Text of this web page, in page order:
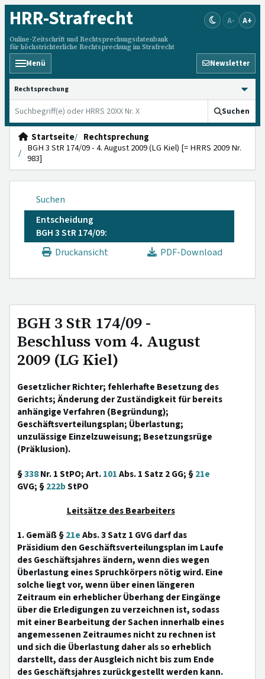
HRR-Strafrecht
Online-Zeitschrift und Rechtsprechungsdatenbank
für höchstrichterliche Rechtsprechung im Strafrecht
A- A+
Menü Newsletter
HRRS durchsuchen
Suchen
Startseite
Rechtsprechung
BGH 3 StR 174/09 - 4. August 2009 (LG Kiel) [= HRRS 2009 Nr.
983]
Suchen
Entscheidung
BGH 3 StR 174/09:
Druckansicht
PDF-Download
BGH 3 StR 174/09 -
Beschluss vom 4. August
2009 (LG Kiel)
Gesetzlicher Richter; fehlerhafte Besetzung des
Gerichts; Änderung der Zuständigkeit für bereits
anhängige Verfahren (Begründung);
Geschäftsverteilungsplan; Überlastung;
unzulässige Einzelzuweisung; Besetzungsrüge
(Präklusion).
§338Nr. 1 StPO; Art.101Abs. 1 Satz 2 GG; §21e
GVG; §222bStPO
Leitsätze des Bearbeiters
1. Gemäß §21eAbs. 3 Satz 1 GVG darf das
Präsidium den Geschäftsverteilungsplan im Laufe
des Geschäftsjahres ändern, wenn dies wegen
Überlastung eines Spruchkörpers nötig wird. Eine
solche liegt vor, wenn über einen längeren
Zeitraum ein erheblicher Überhang der Eingänge
über die Erledigungen zu verzeichnen ist, sodass
mit einer Bearbeitung der Sachen innerhalb eines
angemessenen Zeitraumes nicht zu rechnen ist
und sich die Überlastung daher als so erheblich
darstellt, dass der Ausgleich nicht bis zum Ende
des Geschäftsjahres zurückgestellt werden kann.